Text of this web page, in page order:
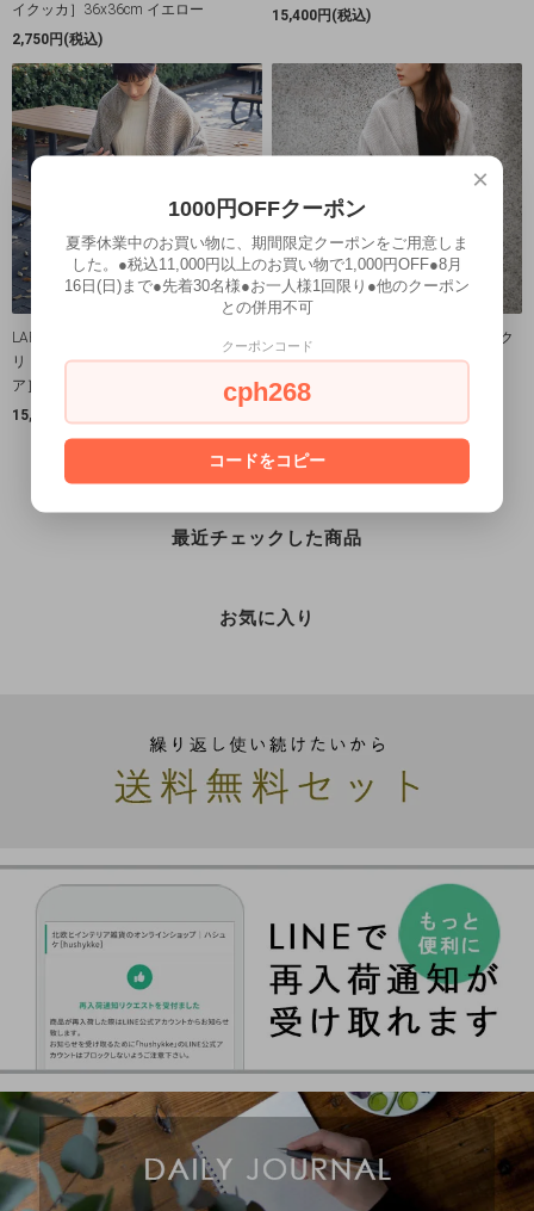
イクッカ］36x36cm イエロー
2,750円(税込)
15,400円(税込)
LAPUAN KANKURIT│ラプアン カンク
リ ポケットショール［MARIA マリ
ア］ブラウン/ホワイト
15,400円(税込)
LAPUAN KANKURIT│ラプアン カンク
リ ポケットショール［MARIA マリ
ア］グレー/ホワイト
10 商品中1-10商品
最近チェックした商品
お気に入り
×
1000円OFFクーポン
夏季休業中のお買い物に、期間限定クーポンをご用意しま
した。●税込11,000円以上のお買い物で1,000円OFF●8月
16日(日)まで●先着30名様●お一人様1回限り●他のクーポン
との併用不可
クーポンコード
cph268
コードをコピー